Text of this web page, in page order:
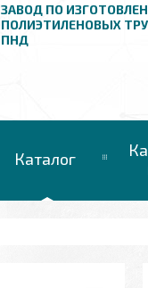
ЗАВОД ПО
ПОЛИЭТИЛЕНОВЫХ
ПНД
Каталог